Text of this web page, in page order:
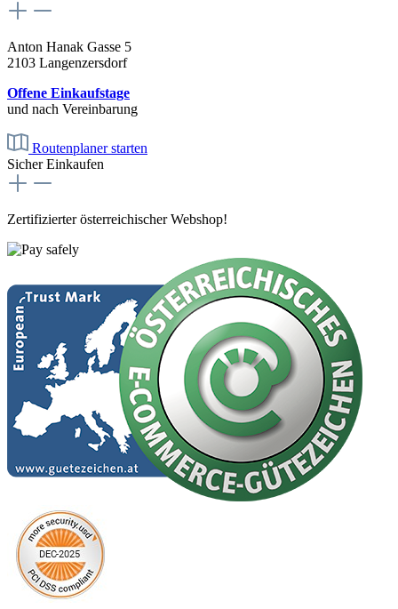
Anton Hanak Gasse 5
2103 Langenzersdorf
Offene Einkaufstage
und nach Vereinbarung
Routenplaner starten
Sicher Einkaufen
Zertifizierter österreichischer Webshop!